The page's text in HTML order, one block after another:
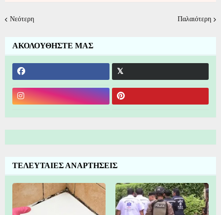
Νεότερη Παλαιότερη
ΑΚΟΛΟΥΘΗΣΤΕ ΜΑΣ
ΤΕΛΕΥΤΑΙΕΣ ΑΝΑΡΤΗΣΕΙΣ